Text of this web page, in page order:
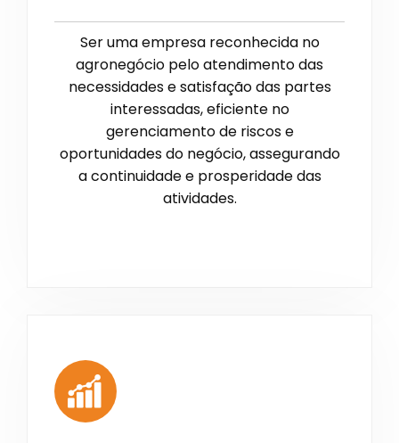
Ser uma empresa reconhecida no
agronegócio pelo atendimento das
necessidades e satisfação das partes
interessadas, eficiente no
gerenciamento de riscos e
oportunidades do negócio, assegurando
a continuidade e prosperidade das
atividades.